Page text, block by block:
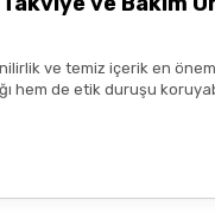
sağlık :)
ve temiz içerik en
hem de etik duruşu